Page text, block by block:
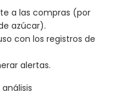
a las compras (por
azúcar).
con los registros de
alertas.